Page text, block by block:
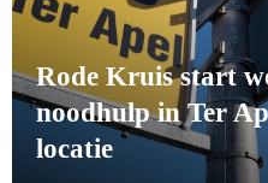
Rode Kruis start
noodhulp in Ter
locatie